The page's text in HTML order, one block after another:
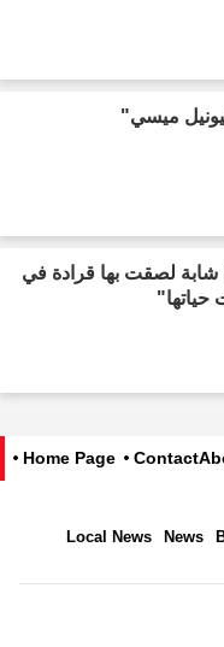
ميسي"
لصقت بها قرادة في
Contact
Home Page
News
Local News